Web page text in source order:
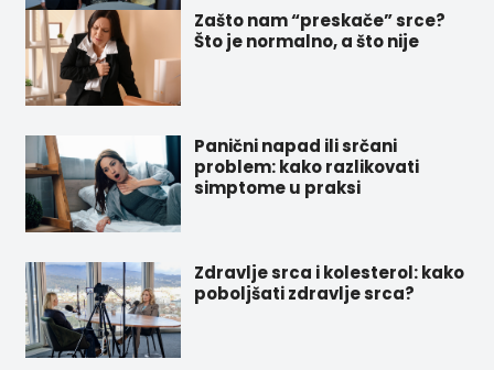
Zašto nam “preskače” srce?
Što je normalno, a što nije
Panični napad ili srčani
problem: kako razlikovati
simptome u praksi
Zdravlje srca i kolesterol: kako
poboljšati zdravlje srca?